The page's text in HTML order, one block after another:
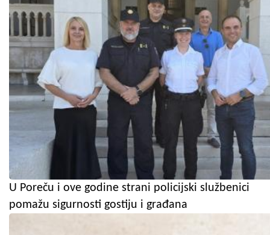
U Poreču i ove godine strani policijski službenici
pomažu sigurnosti gostiju i građana